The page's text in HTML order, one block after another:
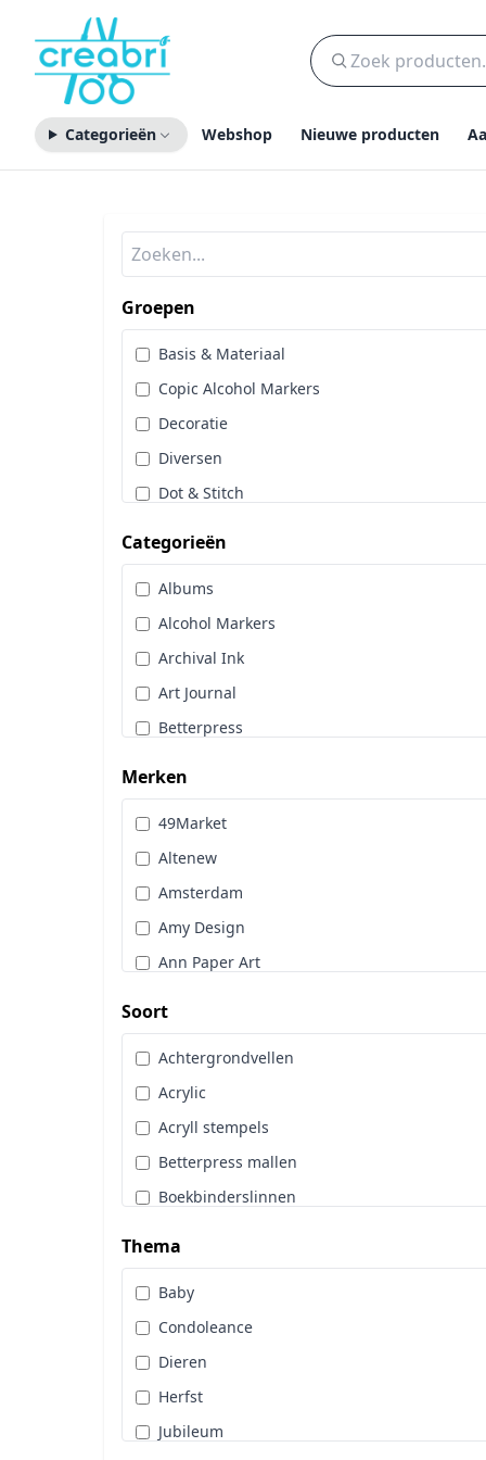
Categorieën Webshop Nieuwe producten
Groepen
Basis & Materiaal
Copic Alcohol Markers
Decoratie
Diversen
Dot & Stitch
Sale
Stans, Embos & Stencils
Stempels
Workshoppakket
Pan Pastel
Categorieën
Albums
Alcohol Markers
Archival Ink
Art Journal
Betterpress
Brads
Cadence
Designpapier
Distress Oxide Spray
Distress Spritz
Divers
Dot & Do
Embossingpoeder
Embosssingfolder
Enveloppen
Gereedschappen
Hangers
Hobbytijdschrift
Inkt
Kleurpotloden
Knipvellen
Lijm & Tape
Linnenkarton
Lint
Merken
49Market
Altenew
Amsterdam
Amy Design
Ann Paper Art
Art Impressions
Art Journaling
Berrie's Beauties
By Karin Joan
Cadence
Card Deco
CarlijnDesign
Copic
Craft & You
Crealies
Soort
Achtergrondvellen
Acrylic
Acryll stempels
Betterpress mallen
Boekbinderslinnen
Cards Only
Diamond Paint
Diversen
Glitters
Hobbydots
Hoeken en Randen
Thema
Baby
Condoleance
Dieren
Herfst
Jubileum